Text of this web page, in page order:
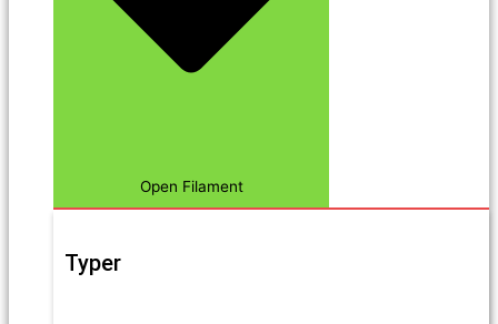
Open Filament
Typer